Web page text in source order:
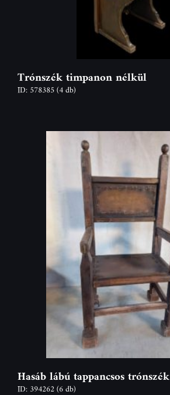
Trónszék timpanon nélkül
ID: 578385(4 db)
Hasáb lábú tappancsos trónszék
ID: 394262(6 db)